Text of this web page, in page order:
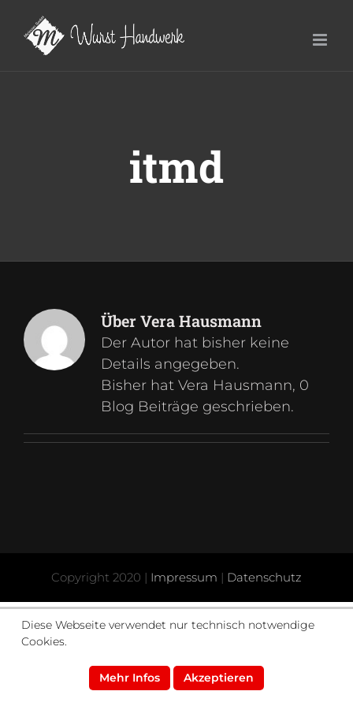
Inhalt
springen
itmd
ÜberVera Hausmann
Der Autor hat bisher keine
Details angegeben.
Bisher hat Vera Hausmann, 0
Blog Beiträge geschrieben.
Copyright 2020 | Impressum | Datenschutz
Diese Webseite verwendet nur technisch notwendige
Cookies.
Mehr Infos Akzeptieren